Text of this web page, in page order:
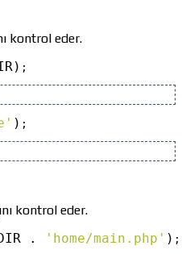
kontrol eder.
;
) ;
kontrol eder.
. 'home/main.php' ) ;